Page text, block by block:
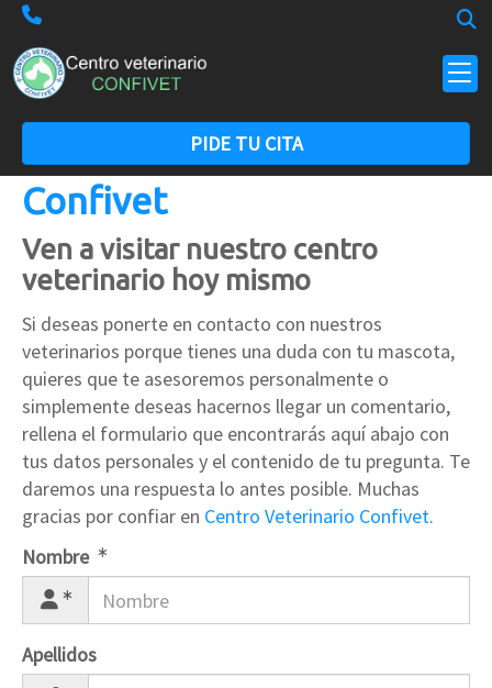
PIDE TU CITA
Centro Veterinario
Confivet
Ven a visitar nuestro centro
veterinario hoy mismo
Si deseas ponerte en contacto con nuestros
veterinarios porque tienes una duda con tu mascota,
quieres que te asesoremos personalmente o
simplemente deseas hacernos llegar un comentario,
rellena el formulario que encontrarás aquí abajo con
tus datos personales y el contenido de tu pregunta. Te
daremos una respuesta lo antes posible. Muchas
gracias por confiar en Centro Veterinario Confivet.
Nombre
Apellidos